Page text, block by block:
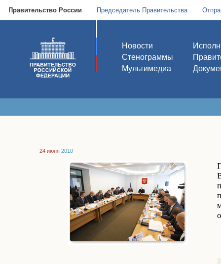
Правительство России Председатель Правительства
Новости
Стенограммы
Мультимедиа
24 июня 2010